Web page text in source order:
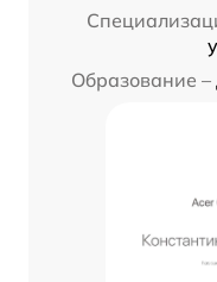
Образование –